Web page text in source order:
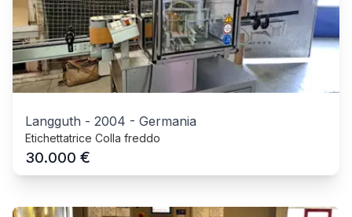
Langguth - 2004 - Germania
Etichettatrice Colla freddo
30.000 €